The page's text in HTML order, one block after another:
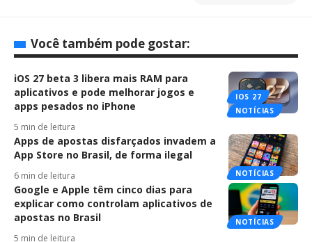
Você também pode gostar:
IOS 27
NOTÍCIAS
iOS 27 beta 3 libera mais RAM para
aplicativos e pode melhorar jogos e
apps pesados no iPhone
5 min de leitura
NOTÍCIAS
Apps de apostas disfarçados invadem a
App Store no Brasil, de forma ilegal
6 min de leitura
NOTÍCIAS
Google e Apple têm cinco dias para
explicar como controlam aplicativos de
apostas no Brasil
5 min de leitura